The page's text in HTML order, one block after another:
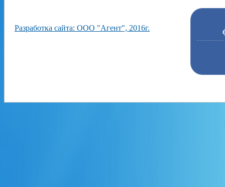
Разработка сайта: ООО "Агент", 2016г.